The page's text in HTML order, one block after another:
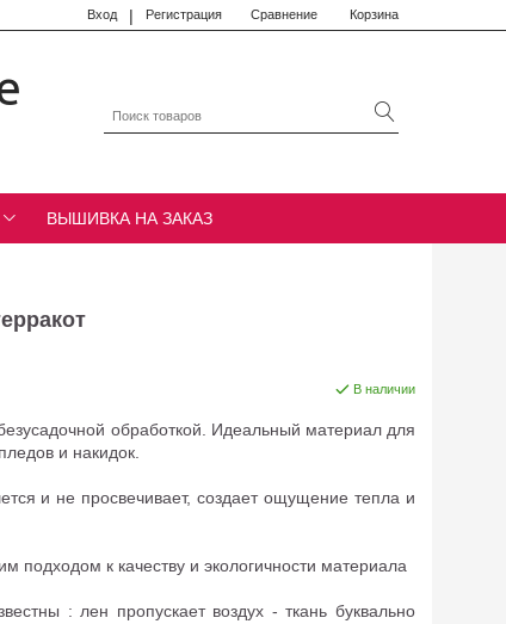
Вход | Регистрация Сравнение Корзина
ВЫШИВКА НА ЗАКАЗ
В наличии
обработкой. Идеальный материал для
и накидок.
и не просвечивает, создает ощущение тепла и
подходом к качеству и экологичности материала
: лен пропускает воздух - ткань буквально